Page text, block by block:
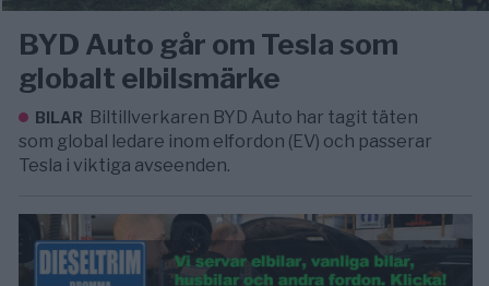
BYD Auto går om Tesla som
globalt elbilsmärke
BILAR Biltillverkaren BYD Auto har tagit täten
som global ledare inom elfordon (EV) och passerar
Tesla i viktiga avseenden.